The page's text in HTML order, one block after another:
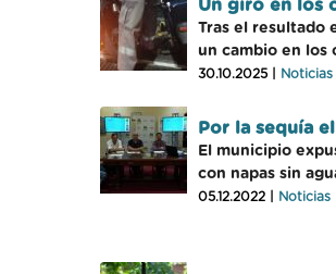
Un giro en los
Tras el resultado
un cambio en los
30.10.2025 | Noticias
Por la sequía
El municipio
con napas sin
05.12.2022 | Noticias